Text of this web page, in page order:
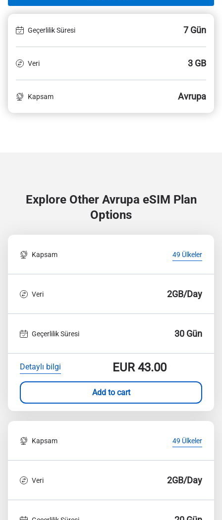
Geçerlilik Süresi 7 Gün
Veri 3 GB
Kapsam Avrupa
Explore Other Avrupa eSIM Plan
Options
Kapsam 49 Ülkeler
Veri 2GB/Day
Geçerlilik Süresi 30 Gün
Detaylı bilgi EUR43.00
Add to cart
Kapsam 49 Ülkeler
Veri 2GB/Day